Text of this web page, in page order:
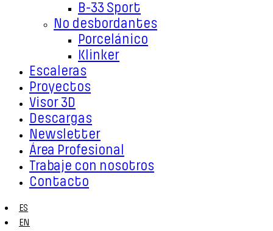
B-33 Sport
No desbordantes
Porcelánico
Klinker
Escaleras
Proyectos
Visor 3D
Descargas
Newsletter
Área Profesional
Trabaje con nosotros
Contacto
ES
EN